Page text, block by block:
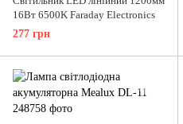
16Вт 6500K Faraday Electronics
277 грн